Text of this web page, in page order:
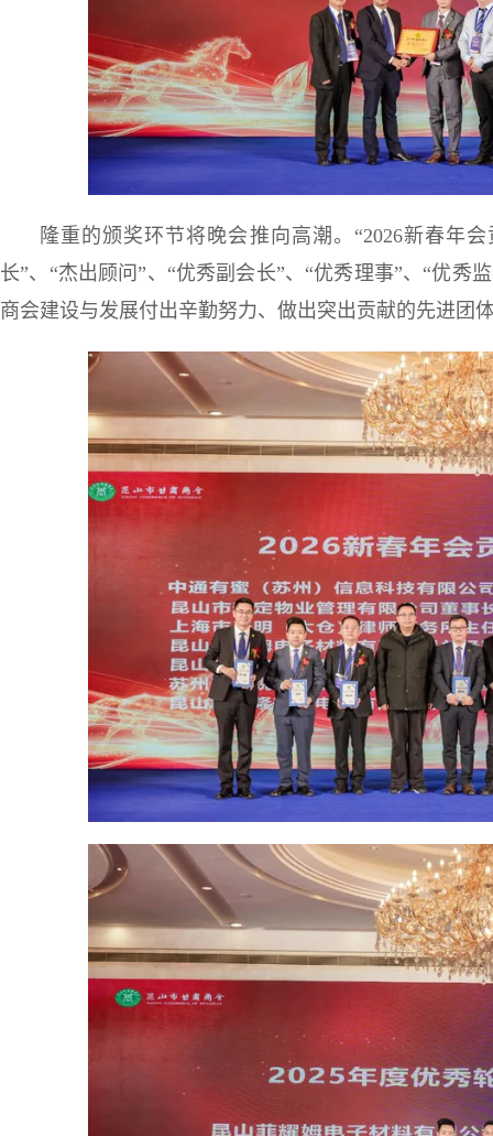
隆重的颁奖环节将晚会推向高潮。“2026新春年
长”、“杰出顾问”、“优秀副会长”、“优秀理事”、“优秀
商会建设与发展付出辛勤努力、做出突出贡献的先进团